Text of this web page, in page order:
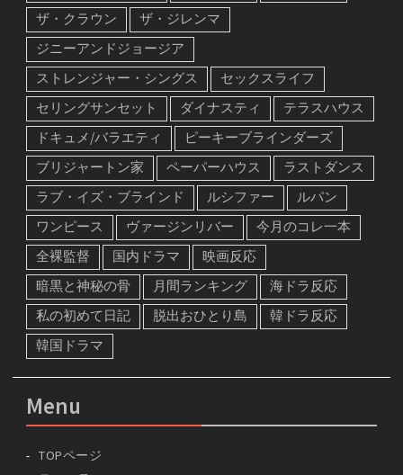
ザ・クラウン
ザ・ジレンマ
ジニーアンドジョージア
ストレンジャー・シングス
セックスライフ
セリングサンセット
ダイナスティ
テラスハウス
ドキュメ/バラエティ
ピーキーブラインダーズ
ブリジャートン家
ペーパーハウス
ラストダンス
ラブ・イズ・ブラインド
ルシファー
ルパン
ワンピース
ヴァージンリバー
今月のコレ一本
全裸監督
国内ドラマ
映画反応
暗黒と神秘の骨
月間ランキング
海ドラ反応
私の初めて日記
脱出おひとり島
韓ドラ反応
韓国ドラマ
Menu
TOPページ